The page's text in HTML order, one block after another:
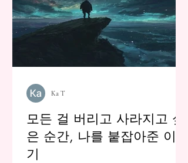
모든 걸 버리고 사라지고 싶
은 순간, 나를 붙잡아준 이야
기
Ka T